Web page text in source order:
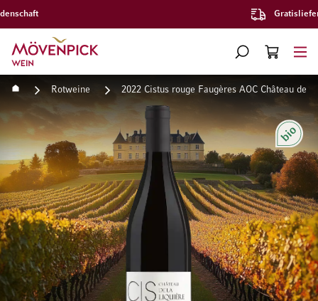
Zur Startseite
SUCHE
WARENKORB
Startseite Rotweine 2022 Cistus rouge Faugères AOC Château de
Bio
Zum Ende der Bildgalerie springen
Zum Anfang der